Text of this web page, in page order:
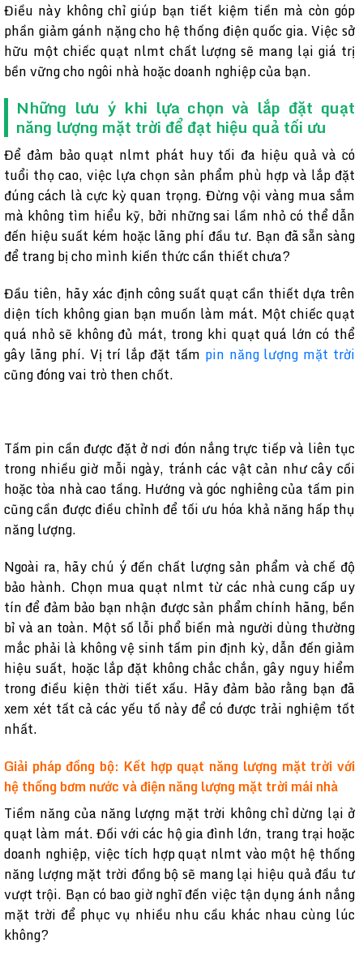
Điều này không chỉ giúp bạn tiết kiệm tiền mà còn góp
phần giảm gánh nặng cho hệ thống điện quốc gia. Việc sở
hữu một chiếc quạt nlmt chất lượng sẽ mang lại giá trị
bền vững cho ngôi nhà hoặc doanh nghiệp của bạn.
Những lưu ý khi lựa chọn và lắp đặt quạt
năng lượng mặt trời để đạt hiệu quả tối ưu
Để đảm bảo quạt nlmt phát huy tối đa hiệu quả và có
tuổi thọ cao, việc lựa chọn sản phẩm phù hợp và lắp đặt
đúng cách là cực kỳ quan trọng. Đừng vội vàng mua sắm
mà không tìm hiểu kỹ, bởi những sai lầm nhỏ có thể dẫn
đến hiệu suất kém hoặc lãng phí đầu tư. Bạn đã sẵn sàng
để trang bị cho mình kiến thức cần thiết chưa?
Đầu tiên, hãy xác định công suất quạt cần thiết dựa trên
diện tích không gian bạn muốn làm mát. Một chiếc quạt
quá nhỏ sẽ không đủ mát, trong khi quạt quá lớn có thể
gây lãng phí. Vị trí lắp đặt tấm pin năng lượng mặt trời
cũng đóng vai trò then chốt.
Tấm pin cần được đặt ở nơi đón nắng trực tiếp và liên tục
trong nhiều giờ mỗi ngày, tránh các vật cản như cây cối
hoặc tòa nhà cao tầng. Hướng và góc nghiêng của tấm pin
cũng cần được điều chỉnh để tối ưu hóa khả năng hấp thụ
năng lượng.
Ngoài ra, hãy chú ý đến chất lượng sản phẩm và chế độ
bảo hành. Chọn mua quạt nlmt từ các nhà cung cấp uy
tín để đảm bảo bạn nhận được sản phẩm chính hãng, bền
bỉ và an toàn. Một số lỗi phổ biến mà người dùng thường
mắc phải là không vệ sinh tấm pin định kỳ, dẫn đến giảm
hiệu suất, hoặc lắp đặt không chắc chắn, gây nguy hiểm
trong điều kiện thời tiết xấu. Hãy đảm bảo rằng bạn đã
xem xét tất cả các yếu tố này để có được trải nghiệm tốt
nhất.
Giải pháp đồng bộ: Kết hợp quạt năng lượng mặt trời với
hệ thống bơm nước và điện năng lượng mặt trời mái nhà
Tiềm năng của năng lượng mặt trời không chỉ dừng lại ở
quạt làm mát. Đối với các hộ gia đình lớn, trang trại hoặc
doanh nghiệp, việc tích hợp quạt nlmt vào một hệ thống
năng lượng mặt trời đồng bộ sẽ mang lại hiệu quả đầu tư
vượt trội. Bạn có bao giờ nghĩ đến việc tận dụng ánh nắng
mặt trời để phục vụ nhiều nhu cầu khác nhau cùng lúc
không?